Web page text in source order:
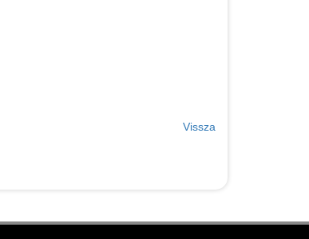
Vissza